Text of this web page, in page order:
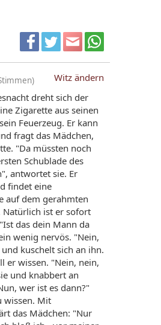
Witz ändern
dreht sich der
Zigarette aus seinen
Feuerzeug. Er kann
fragt das Mädchen,
"Da müssten noch
Schublade des
antwortet sie. Er
findet eine
auf dem gerahmten
Natürlich ist er sofort
das dein Mann da
wenig nervös. "Nein,
kuschelt sich an ihn.
er wissen. "Nein, nein,
und knabbert an
wer ist es dann?"
wissen. Mit
das Mädchen: "Nur